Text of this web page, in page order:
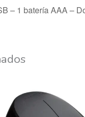
– 1 batería AAA–